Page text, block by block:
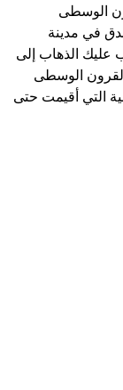
الوسطى
في مدينة
عليك الذهاب إلى
الوسطى
التي أقيمت حتى